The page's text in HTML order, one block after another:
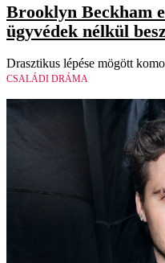
Brooklyn Beckham
ügyvédek nélkül
Drasztikus lépése mögött
CSALÁDI DRÁMA